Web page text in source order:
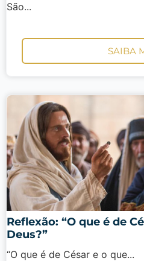
São...
SAIBA
Reflexão: “O que é de
Deus?”
“O que é de César e o que...